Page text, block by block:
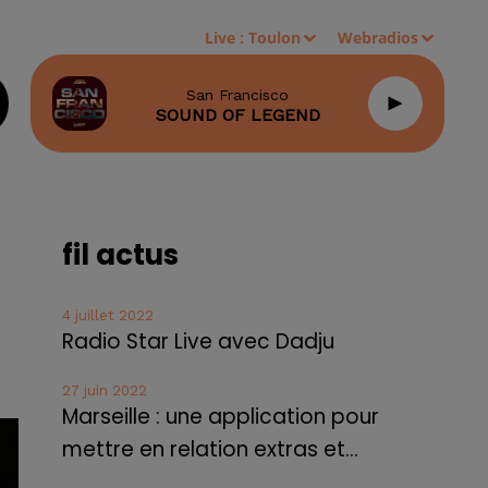
Live :Toulon Webradios
San Francisco
SOUND OF LEGEND
fil actus
4 juillet 2022
Radio Star Live avec Dadju
27 juin 2022
Marseille : une application pour
mettre en relation extras et...